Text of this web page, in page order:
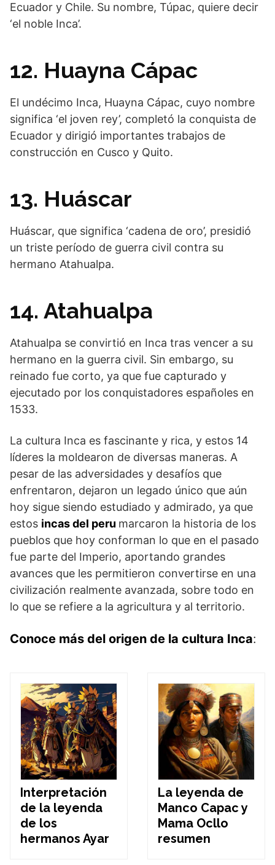
Ecuador y Chile. Su nombre, Túpac, quiere decir
‘el noble Inca’.
12. Huayna Cápac
El undécimo Inca, Huayna Cápac, cuyo nombre
significa ‘el joven rey’, completó la conquista de
Ecuador y dirigió importantes trabajos de
construcción en Cusco y Quito.
13. Huáscar
Huáscar, que significa ‘cadena de oro’, presidió
un triste período de guerra civil contra su
hermano Atahualpa.
14. Atahualpa
Atahualpa se convirtió en Inca tras vencer a su
hermano en la guerra civil. Sin embargo, su
reinado fue corto, ya que fue capturado y
ejecutado por los conquistadores españoles en
1533.
La cultura Inca es fascinante y rica, y estos 14
líderes la moldearon de diversas maneras. A
pesar de las adversidades y desafíos que
enfrentaron, dejaron un legado único que aún
hoy sigue siendo estudiado y admirado, ya que
estos incas del peru marcaron la historia de los
pueblos que hoy conforman lo que en el pasado
fue parte del Imperio, aportando grandes
avances que les permitieron convertirse en una
civilización realmente avanzada, sobre todo en
lo que se refiere a la agricultura y al territorio.
Conoce más del origen de la cultura Inca:
Interpretación
de la leyenda
de los
hermanos Ayar
La leyenda de
Manco Capac y
Mama Ocllo
resumen